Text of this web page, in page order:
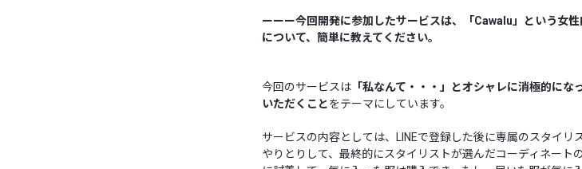
ーーー今回開発に参加したサービスは、「Cawalu」という女
について、簡単に教えてください。
今回のサービスは 「私なんて・・・」とオシャレに消極的に
いただくことをテーマにしています。
サービスの内容としては、LINEで登録した後に専属のスタイ
やりとりして、最終的にスタイリストが選んだコーディネート